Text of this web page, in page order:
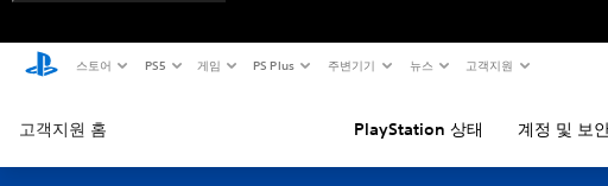
스토어 PS5 게임 PS Plus 주변기기 뉴스 고객지원
고객지원 홈 PlayStation 상태 계정 및 보